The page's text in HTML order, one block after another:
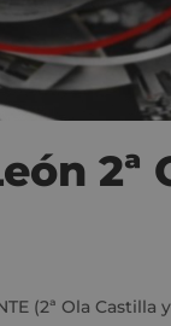
2ª
(2ª Ola Castilla